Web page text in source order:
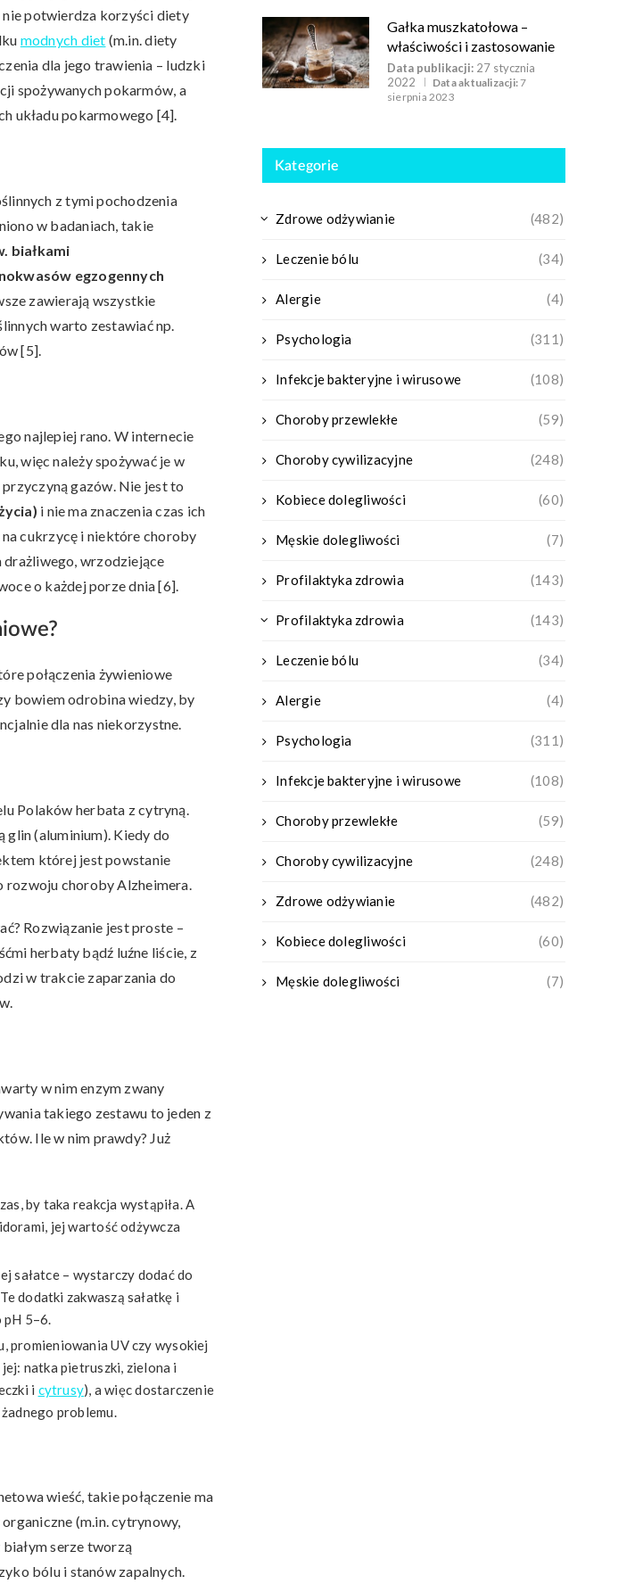
nie potwierdza korzyści diety
modnych diet (m.in. diety
dla jego trawienia – ludzki
spożywanych pokarmów, a
układu pokarmowego [4].
z tymi pochodzenia
w badaniach, takie
białkami
egzogennych
zawierają wszystkie
warto zestawiać np.
[5].
najlepiej rano. W internecie
więc należy spożywać je w
gazów. Nie jest to
i nie ma znaczenia czas ich
cukrzycę i niektóre choroby
wrzodziejące
o każdej porze dnia [6].
połączenia żywieniowe
bowiem odrobina wiedzy, by
dla nas niekorzystne.
Polaków herbata z cytryną.
glin (aluminium). Kiedy do
której jest powstanie
rozwoju choroby Alzheimera.
Rozwiązanie jest proste –
herbaty bądź luźne liście, z
w trakcie zaparzania do
w nim enzym zwany
takiego zestawu to jeden z
Ile w nim prawdy? Już
by taka reakcja wystąpiła. A
jej wartość odżywcza
sałatce – wystarczy dodać do
dodatki zakwaszą sałatkę i
pH 5–6.
promieniowania UV czy wysokiej
natka pietruszki, zielona i
i cytrusy), a więc dostarczenie
problemu.
wieść, takie połączenie ma
(m.in. cytrynowy,
serze tworzą
bólu i stanów zapalnych.
Gałka muszkatołowa –
właściwości i zastosowanie
Data publikacji: 27 stycznia
2022
Data aktualizacji:7
sierpnia 2023
Kategorie
Zdrowe odżywianie (482)
Leczenie bólu (34)
Alergie (4)
Psychologia (311)
Infekcje bakteryjne i wirusowe (108)
Choroby przewlekłe (59)
Choroby cywilizacyjne (248)
Kobiece dolegliwości (60)
Męskie dolegliwości (7)
Profilaktyka zdrowia (143)
Profilaktyka zdrowia (143)
Leczenie bólu (34)
Alergie (4)
Psychologia (311)
Infekcje bakteryjne i wirusowe (108)
Choroby przewlekłe (59)
Choroby cywilizacyjne (248)
Zdrowe odżywianie (482)
Kobiece dolegliwości (60)
Męskie dolegliwości (7)